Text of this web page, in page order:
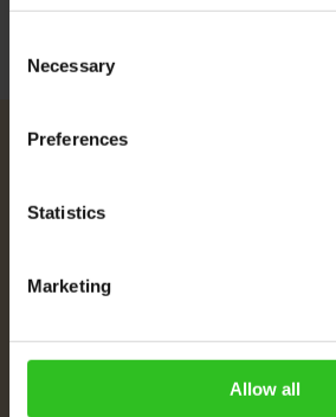
Selection
Necessary
Preferences
Statistics
Marketing
Allow all
Datenschutz
FAQ